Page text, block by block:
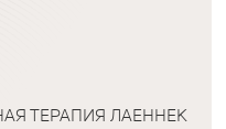
ТЕРАПИЯ ЛАЕННЕК